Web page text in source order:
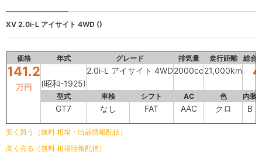
XV 2.0i-L アイサイト 4WD ()
価格 年式 グレード 排気量 走行距離 総合
141.2
万円 (昭和-1925)
2.0i-L アイサイト 4WD2000cc21,000km 4
型式 車検 シフト AC 色 内装
GT7 なし FAT AAC クロ B
安く買う（無料 相場・出品情報配信）
高く売る（無料 相場情報配信）